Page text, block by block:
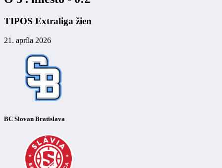
TIPOS Extraliga žien
21. apríla 2026
BC Slovan Bratislava